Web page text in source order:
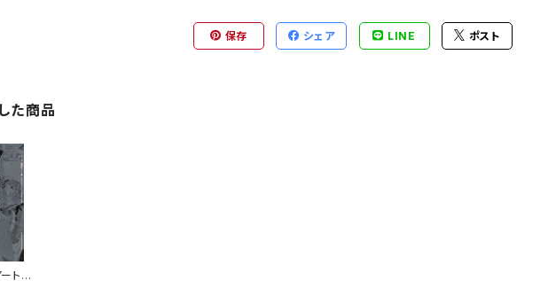
保存 シェア LINE ポスト
た商品
ト